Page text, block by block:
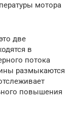
мотора
две
в
потока
размыкаются
повышения